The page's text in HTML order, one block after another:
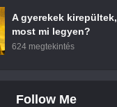
A gyerekek kirepültek,
most mi legyen?
624 megtekintés
Follow Me